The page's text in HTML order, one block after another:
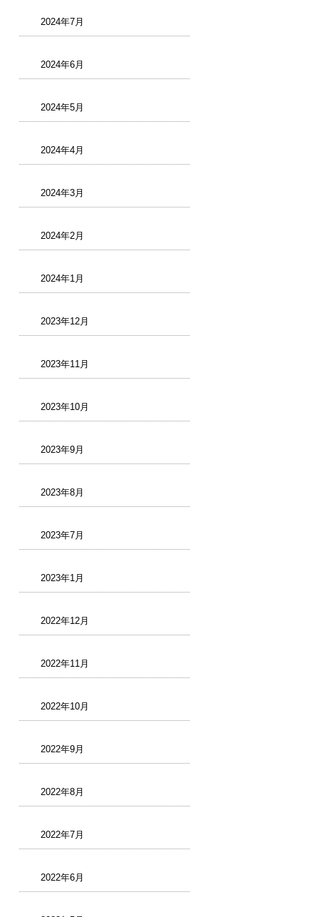
2024年7月
2024年6月
2024年5月
2024年4月
2024年3月
2024年2月
2024年1月
2023年12月
2023年11月
2023年10月
2023年9月
2023年8月
2023年7月
2023年1月
2022年12月
2022年11月
2022年10月
2022年9月
2022年8月
2022年7月
2022年6月